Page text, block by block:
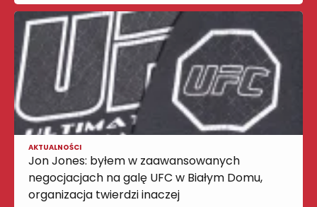
AKTUALNOŚCI
Jon Jones: byłem w zaawansowanych
negocjacjach na galę UFC w Białym Domu,
organizacja twierdzi inaczej